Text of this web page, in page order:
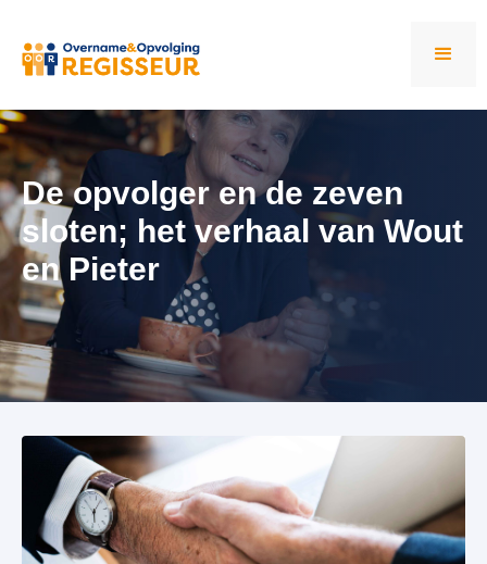
De opvolger en de zeven
sloten; het verhaal van Wout
en Pieter